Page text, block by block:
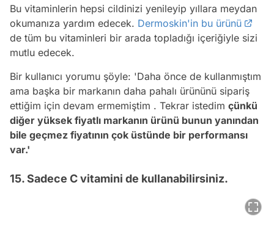
Bu vitaminlerin hepsi cildinizi yenileyip yıllara meydan
okumanıza yardım edecek. Dermoskin'in bu ürünü
de tüm bu vitaminleri bir arada topladığı içeriğiyle sizi
mutlu edecek.
Bir kullanıcı yorumu şöyle: 'Daha önce de kullanmıştım
ama başka bir markanın daha pahalı ürününü sipariş
ettiğim için devam ermemiştim . Tekrar istedim çünkü
diğer yüksek fiyatlı markanın ürünü bunun yanından
bile geçmez fiyatının çok üstünde bir performansı
var.'
15. Sadece C vitamini de kullanabilirsiniz.